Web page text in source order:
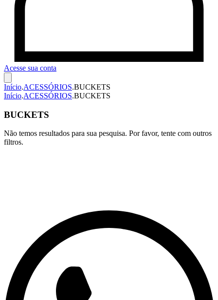
Acesse sua conta
Início.ACESSÓRIOS.BUCKETS
Início.ACESSÓRIOS.BUCKETS
BUCKETS
Não temos resultados para sua pesquisa. Por favor, tente com outros
filtros.